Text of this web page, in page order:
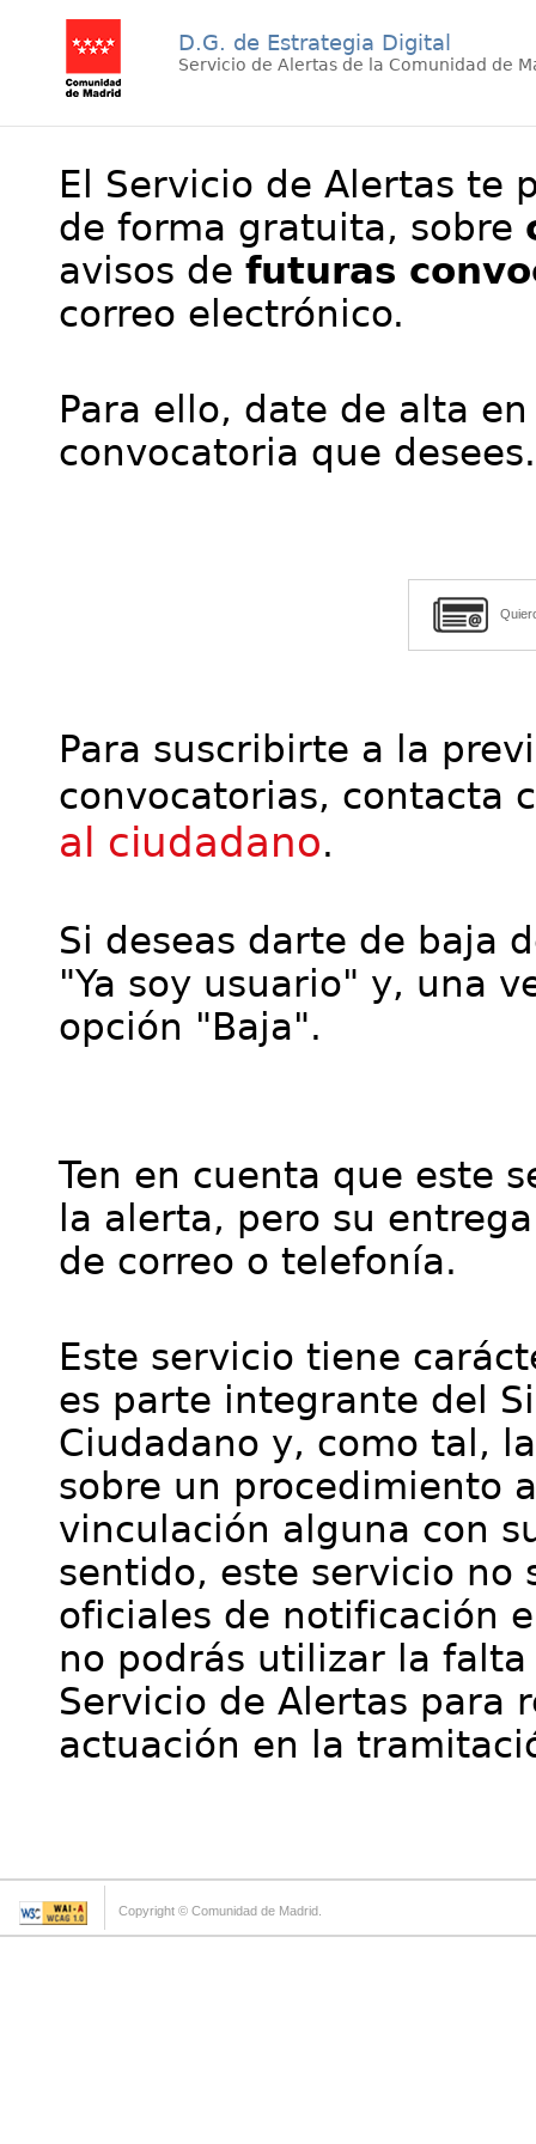
D.G. de Estrategia Digital
Servicio de Alertas de la Comunidad de
El Servicio de Alertas te
de forma gratuita, sobre
avisos de futuras
correo electrónico.
Para ello, date de alta
convocatoria que desees.
Para suscribirte a la
convocatorias, contacta
al ciudadano.
Si deseas darte de baja
"Ya soy usuario" y, una
opción "Baja".
Ten en cuenta que este
la alerta, pero su
de correo o telefonía.
Este servicio tiene
es parte integrante del
Ciudadano y, como tal,
sobre un procedimiento
vinculación alguna con
sentido, este servicio no
oficiales de notificación
no podrás utilizar la
Servicio de Alertas para
actuación en la
Copyright © Comunidad de Madrid.